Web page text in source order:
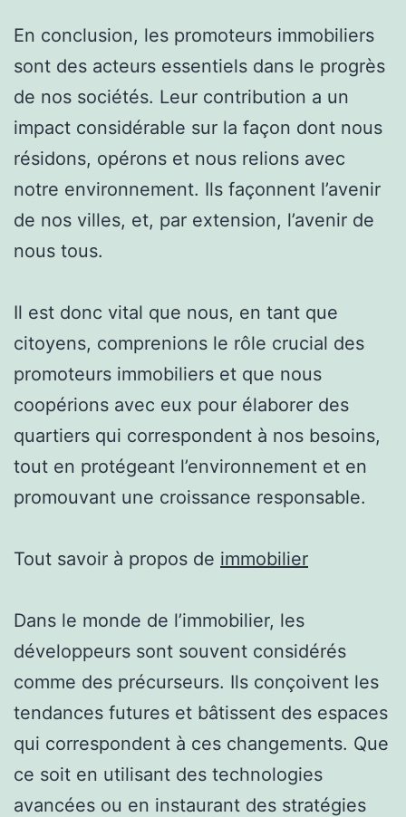
En conclusion, les promoteurs immobiliers
sont des acteurs essentiels dans le progrès
de nos sociétés. Leur contribution a un
impact considérable sur la façon dont nous
résidons, opérons et nous relions avec
notre environnement. Ils façonnent l’avenir
de nos villes, et, par extension, l’avenir de
nous tous.
Il est donc vital que nous, en tant que
citoyens, comprenions le rôle crucial des
promoteurs immobiliers et que nous
coopérions avec eux pour élaborer des
quartiers qui correspondent à nos besoins,
tout en protégeant l’environnement et en
promouvant une croissance responsable.
Tout savoir à propos de immobilier
Dans le monde de l’immobilier, les
développeurs sont souvent considérés
comme des précurseurs. Ils conçoivent les
tendances futures et bâtissent des espaces
qui correspondent à ces changements. Que
ce soit en utilisant des technologies
avancées ou en instaurant des stratégies